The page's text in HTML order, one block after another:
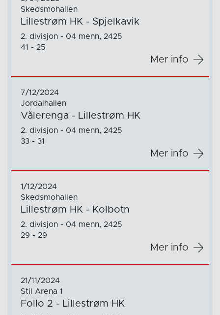
Skedsmohallen
Lillestrøm HK - Spjelkavik
2. divisjon - 04 menn, 2425
41 - 25
Mer info
7/12/2024
Jordalhallen
Vålerenga - Lillestrøm HK
2. divisjon - 04 menn, 2425
33 - 31
Mer info
1/12/2024
Skedsmohallen
Lillestrøm HK - Kolbotn
2. divisjon - 04 menn, 2425
29 - 29
Mer info
21/11/2024
Stil Arena 1
Follo 2 - Lillestrøm HK